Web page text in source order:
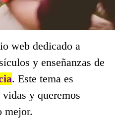
web dedicado a
y enseñanzas de
. Este tema es
y queremos
mejor.